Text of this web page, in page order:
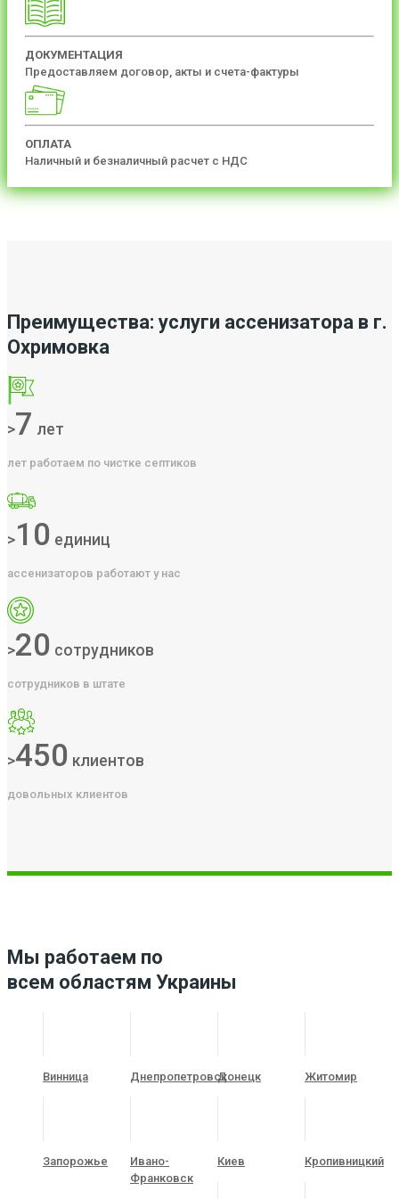
ДОКУМЕНТАЦИЯ
Предоставляем договор, акты и счета-фактуры
ОПЛАТА
Наличный и безналичный расчет с НДС
Преимущества: услуги ассенизатора в г.
Охримовка
>7 лет
лет работаем по чистке септиков
>10 единиц
ассенизаторов работают у нас
>20 сотрудников
сотрудников в штате
>450 клиентов
довольных клиентов
Мы работаем по
всем областям Украины
Винница ДнепропетровскДонецк Житомир
Запорожье
Ивано-
Франковск
Киев Кропивницкий